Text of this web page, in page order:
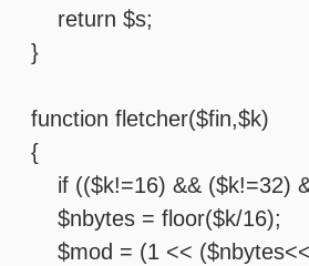
return $s;
}
function fletcher($fin,$k)
{
if (($k!=16) && ($k!=32)
$nbytes = floor($k/16);
$mod = (1 <<